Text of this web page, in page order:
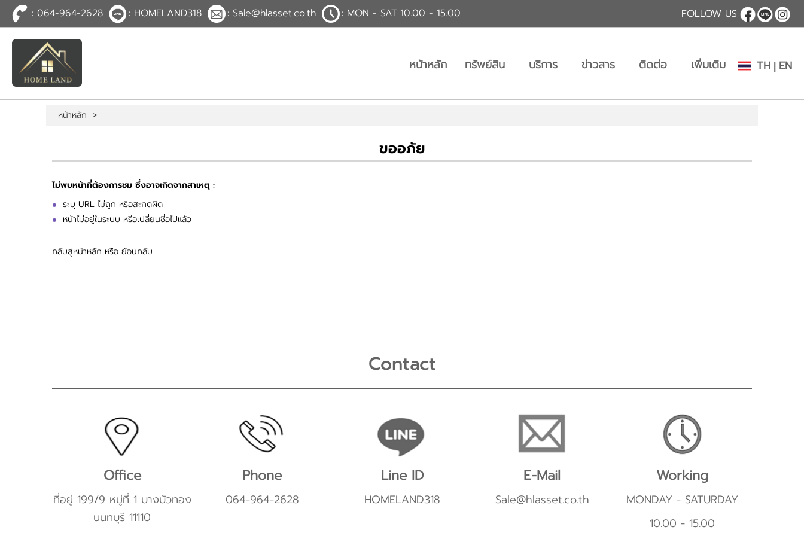
TH | EN
ระบบ
หรือ
สมัคร
สมาชิก
ข่าวสาร
ติดต่อ เพิ่มเติม
: 064-964-2628 : HOMELAND318 : Sale@hlasset.co.th : MON - SAT 10.00 - 15.00 FOLLOW US
หน้าหลัก ทรัพย์สิน บริการ ข่าวสาร ติดต่อ เพิ่มเติม TH EN
หน้าหลัก >
ขออภัย
ไม่พบหน้าที่ต้องการชม ซึ่งอาจเกิดจากสาเหตุ :
ระบุ URL ไม่ถูก หรือสะกดผิด
หน้าไม่อยู่ในระบบ หรือเปลี่ยนชื่อไปแล้ว
กลับสู่หน้าหลัก หรือ ย้อนกลับ
Contact
Office
ที่อยู่ 199/9 หมู่ที่ 1 บางบัวทอง
นนทบุรี 11110
Phone
064-964-2628
Line ID
HOMELAND318
E-Mail
Sale@hlasset.co.th
Working
MONDAY - SATURDAY
10.00 - 15.00